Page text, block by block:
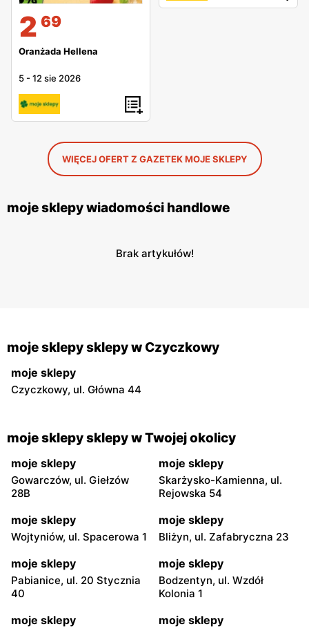
2 69
Oranżada Hellena
5 -12 sie 2026
WIĘCEJ OFERT Z GAZETEK MOJE SKLEPY
moje sklepy wiadomości handlowe
Brak artykułów!
moje sklepy sklepy w Czyczkowy
moje sklepy
Czyczkowy, ul. Główna 44
moje sklepy sklepy w Twojej okolicy
moje sklepy
Gowarczów, ul. Giełzów
28B
moje sklepy
Skarżysko-Kamienna, ul.
Rejowska 54
moje sklepy
Wojtyniów, ul. Spacerowa 1
moje sklepy
Bliżyn, ul. Zafabryczna 23
moje sklepy
Pabianice, ul. 20 Stycznia
40
moje sklepy
Bodzentyn, ul. Wzdół
Kolonia 1
moje sklepy moje sklepy